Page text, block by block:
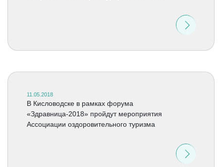
11.05.2018
В Кисловодске в рамках форума
«Здравница-2018» пройдут мероприятия
Ассоциации оздоровительного туризма